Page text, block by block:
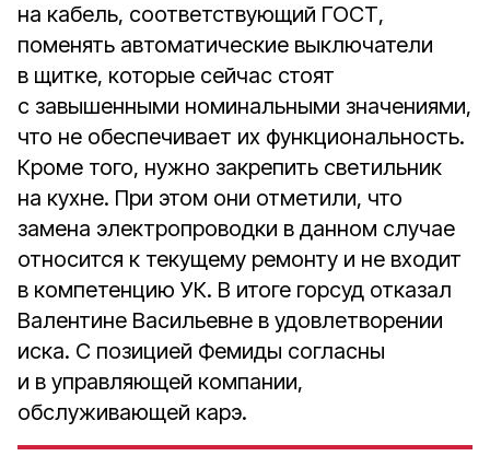
на кабель, соответствующий ГОСТ,
поменять автоматические выключатели
в щитке, которые сейчас стоят
с завышенными номинальными значениями,
что не обеспечивает их функциональность.
Кроме того, нужно закрепить светильник
на кухне. При этом они отметили, что
замена электропроводки в данном случае
относится к текущему ремонту и не входит
в компетенцию УК. В итоге горсуд отказал
Валентине Васильевне в удовлетворении
иска. С позицией Фемиды согласны
и в управляющей компании,
обслуживающей карэ.